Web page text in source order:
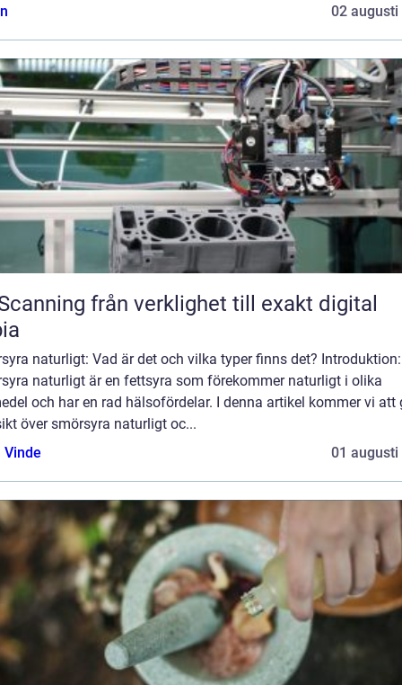
02 augusti
verklighet till exakt digital
naturligt: Vad är det och vilka typer finns det? Introduktion:
naturligt är en fettsyra som förekommer naturligt i olika
och har en rad hälsofördelar. I denna artikel kommer vi att
över smörsyra naturligt oc...
Vinde
01 augusti